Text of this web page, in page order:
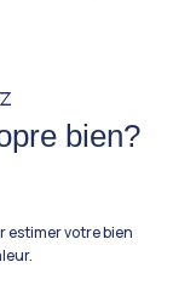
bien?
estimer votre bien